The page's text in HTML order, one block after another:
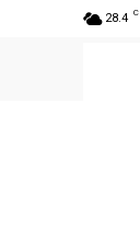
28.4 C